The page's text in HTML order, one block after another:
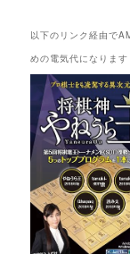
以下のリンク経由で
めの電気代になります